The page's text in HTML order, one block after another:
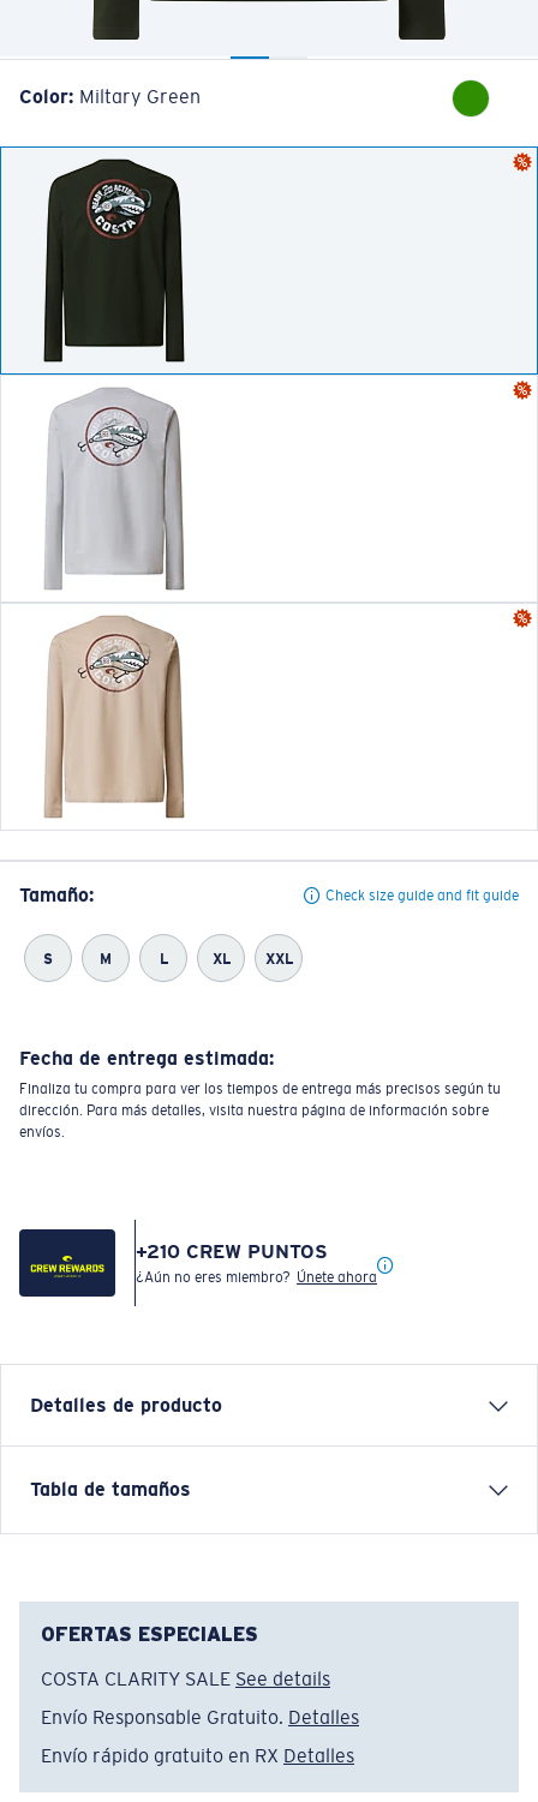
Color: Miltary Green
Tamaño: Check size guide and fit guide
S M L XL XXL
Fecha de entrega estimada:
Finaliza tu compra para ver los tiempos de entrega más precisos según tu
dirección. Para más detalles, visita nuestra página de información sobre
envíos.
+210 CREW PUNTOS
¿Aún no eres miembro? Únete ahora
Detalles de producto
Inspired by water and fueled by adventure, Costa T-
Artículo n.°:FQA401327-7BA
Tamaño:XL
Tabla de tamaños
OFERTAS ESPECIALES
COSTA CLARITY SALE See details
Envío Responsable Gratuito. Detalles
Envío rápido gratuito en RX Detalles